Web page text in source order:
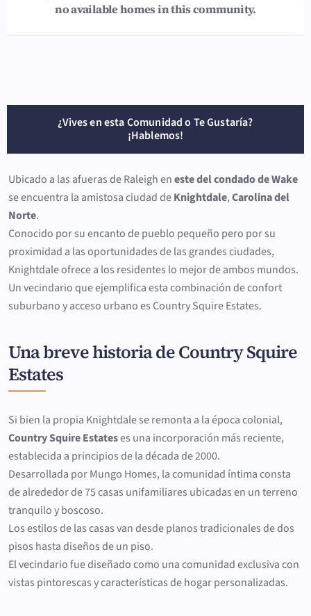
¿Vives en esta Comunidad o Te Gustaría?
¡Hablemos!
Ubicado a las afueras de Raleigh eneste del condado de Wake
se encuentra la amistosa ciudad deKnightdale,Carolina del
Norte.
Conocido por su encanto de pueblo pequeño pero por su
proximidad a las oportunidades de las grandes ciudades,
Knightdale ofrece a los residentes lo mejor de ambos mundos.
Un vecindario que ejemplifica esta combinación de confort
suburbano y acceso urbano es Country Squire Estates.
Una breve historia de Country Squire
Estates
Si bien la propia Knightdale se remonta a la época colonial,
Country Squire Estateses una incorporación más reciente,
establecida a principios de la década de 2000.
Desarrollada por Mungo Homes, la comunidad íntima consta
de alrededor de 75 casas unifamiliares ubicadas en un terreno
tranquilo y boscoso.
Los estilos de las casas van desde planos tradicionales de dos
pisos hasta diseños de un piso.
El vecindario fue diseñado como una comunidad exclusiva con
vistas pintorescas y características de hogar personalizadas.
no available homes in this community.